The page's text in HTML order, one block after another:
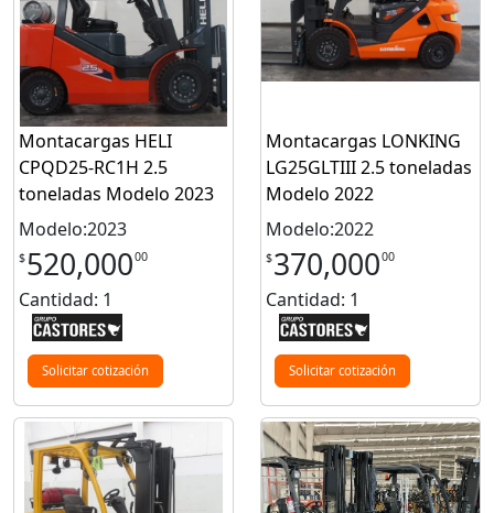
Montacargas HELI
CPQD25-RC1H 2.5
toneladas Modelo 2023
Modelo:2023
$520,00000
Cantidad: 1
Solicitar cotización
Montacargas LONKING
LG25GLTIII 2.5 toneladas
Modelo 2022
Modelo:2022
$370,00000
Cantidad: 1
Solicitar cotización